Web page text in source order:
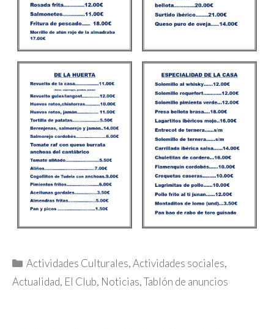
Categorías
Actividades Culturales,Actividades sociales,
Actualidad, El Club, Noticias,Tablón de anuncios